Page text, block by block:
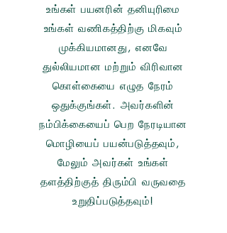
உங்கள் பயனரின் தனியுரிமை
உங்கள் வணிகத்திற்கு மிகவும்
முக்கியமானது, எனவே
துல்லியமான மற்றும் விரிவான
கொள்கையை எழுத நேரம்
ஒதுக்குங்கள். அவர்களின்
நம்பிக்கையைப் பெற நேரடியான
மொழியைப் பயன்படுத்தவும்,
மேலும் அவர்கள் உங்கள்
தளத்திற்குத் திரும்பி வருவதை
உறுதிப்படுத்தவும்!